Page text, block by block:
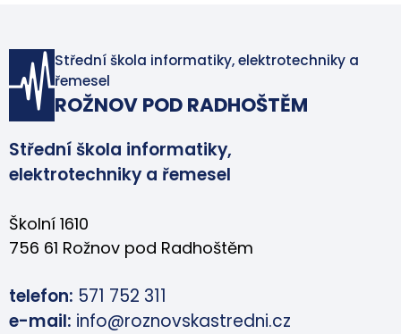
Střední škola informatiky, elektrotechniky a
řemesel
ROŽNOV POD RADHOŠTĚM
Střední škola informatiky,
elektrotechniky a řemesel
Školní 1610
756 61 Rožnov pod Radhoštěm
telefon: 571 752 311
e-mail: info@roznovskastredni.cz